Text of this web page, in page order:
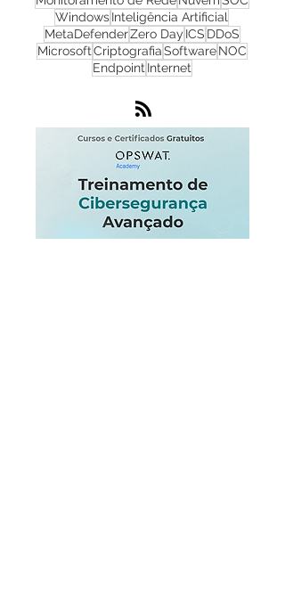
PhishingFlowmon IAIoT
Monitoramento de RedeNuvemSOC
WindowsInteligência Artificial
MetaDefenderZero DayICS
Endpoint